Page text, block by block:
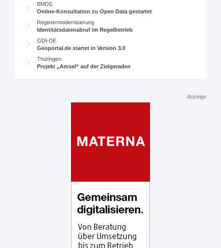
BMDS
Online-Konsultation zu Open Data gestartet
Registermodernisierung
Identitätsdatenabruf im Regelbetrieb
GDI-DE
Geoportal.de startet in Version 3.0
Thüringen
Projekt „Amsel“ auf der Zielgeraden
Anzeige